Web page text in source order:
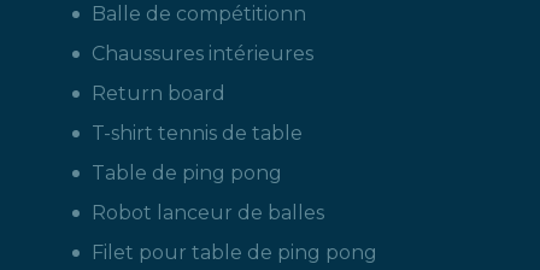
Balle de compétitionn
Chaussures intérieures
Return board
T-shirt tennis de table
Table de ping pong
Robot lanceur de balles
Filet pour table de ping pong